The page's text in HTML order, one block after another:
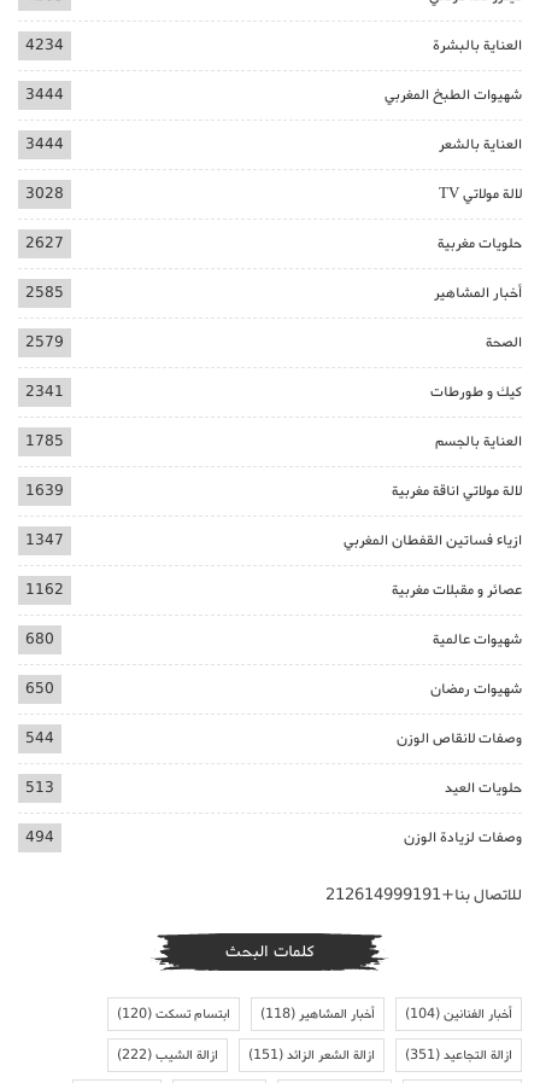
العناية بالبشرة 4234
شهيوات الطبخ المغربي 3444
العناية بالشعر 3444
لالة مولاتي TV 3028
حلويات مغربية 2627
أخبار المشاهير 2585
الصحة 2579
كيك و طورطات 2341
العناية بالجسم 1785
لالة مولاتي اناقة مغربية 1639
ازياء فساتين القفطان المغربي 1347
عصائر و مقبلات مغربية 1162
شهيوات عالمية 680
شهيوات رمضان 650
وصفات لانقاص الوزن 544
حلويات العيد 513
وصفات لزيادة الوزن 494
للاتصال بنا+212614999191
كلمات البحث
أخبار الفنانين(104) أخبار المشاهير(118) ابتسام تسكت(120)
ازالة التجاعيد(351) ازالة الشعر الزائد(151) ازالة الشيب(222)